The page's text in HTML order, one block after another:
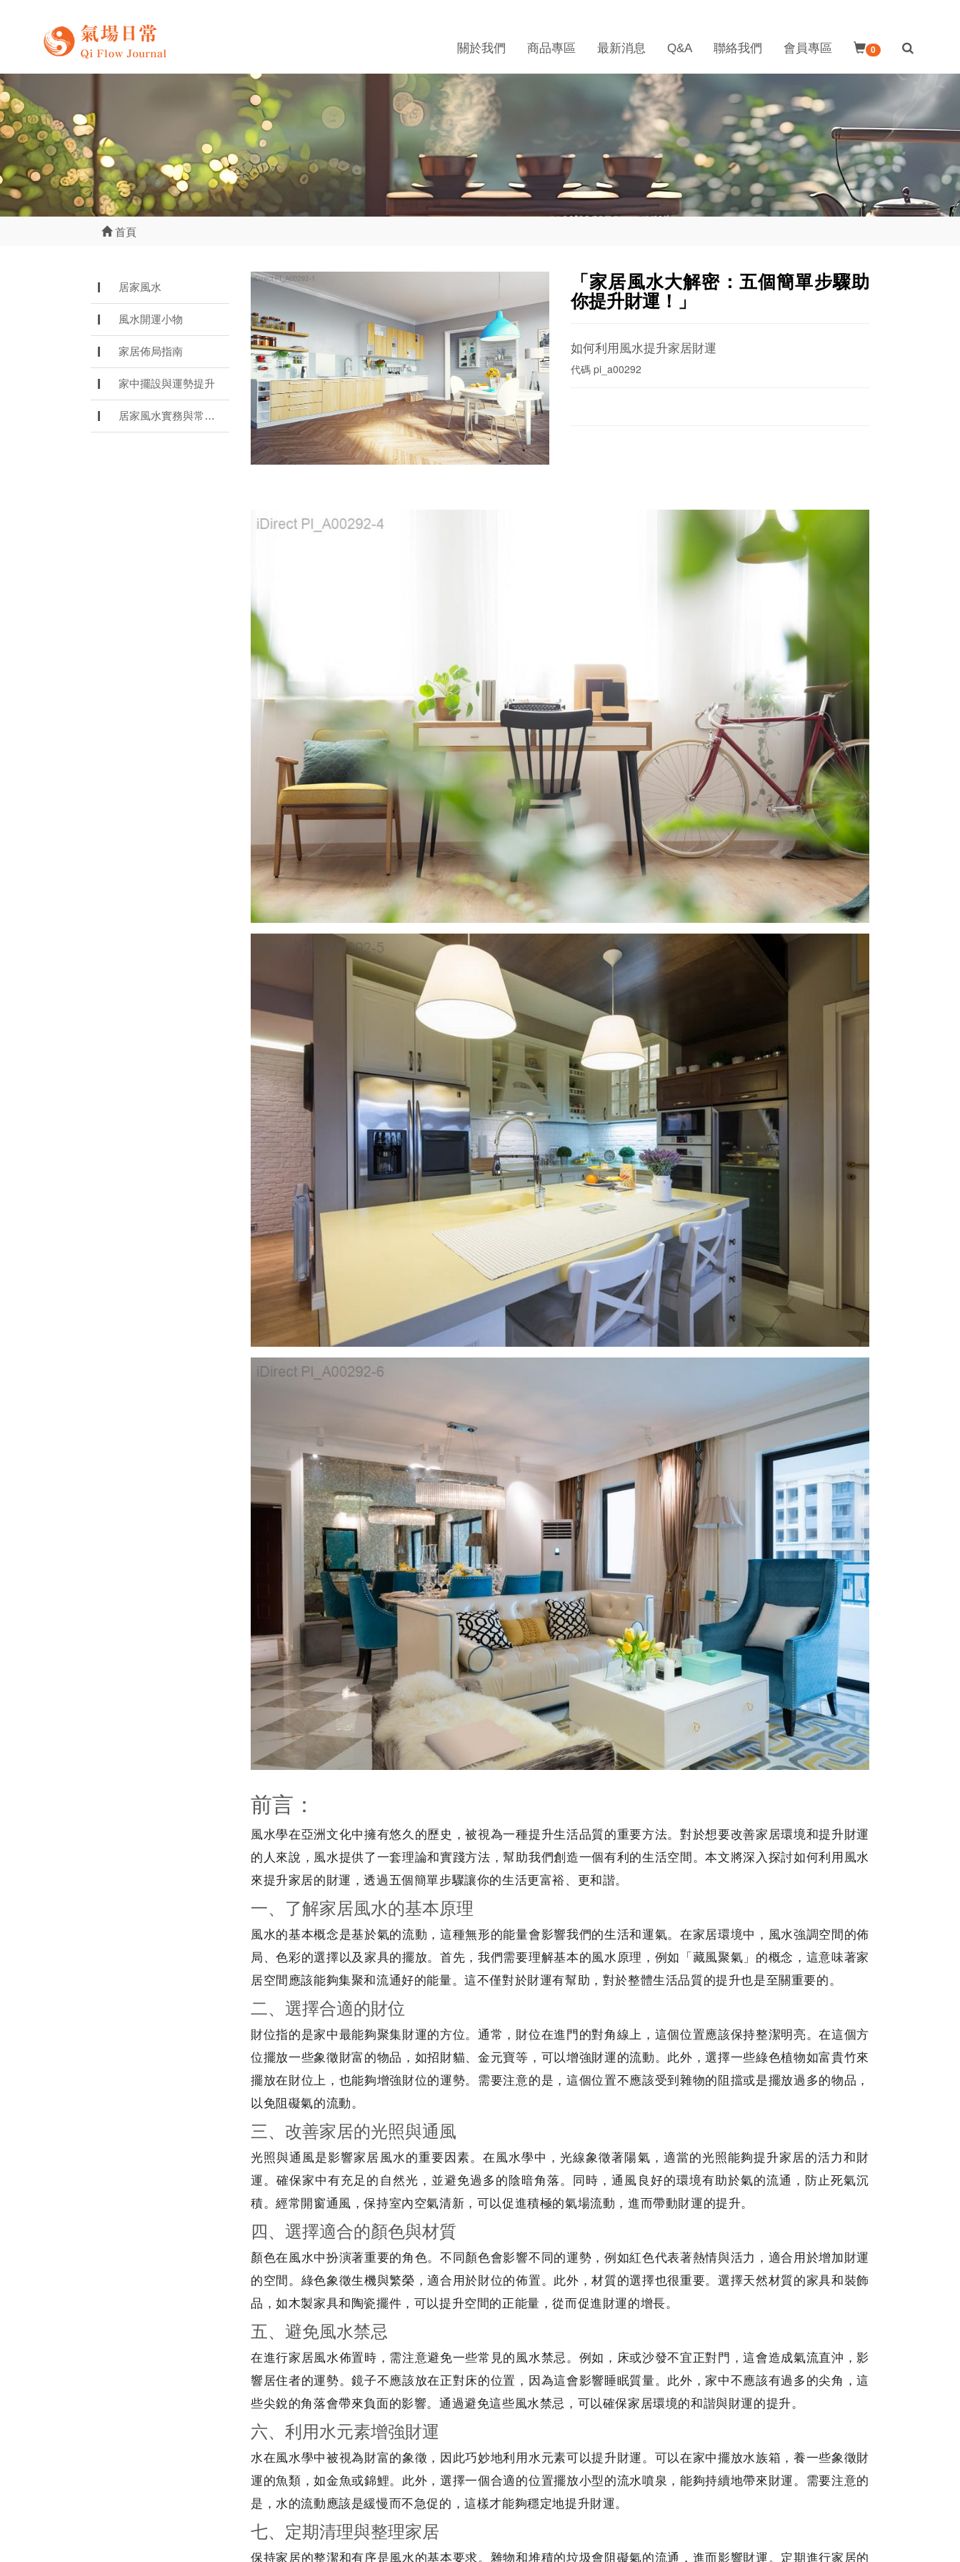
關於我們 商品專區 最新消息 Q&A 聯絡我們 會員專區 0
首頁
居家風水
風水開運小物
家居佈局指南
家中擺設與運勢提升
居家風水實務與常見誤解
「家居風水大解密：五個簡單步驟助
你提升財運！」
如何利用風水提升家居財運
代碼 pi_a00292
前言：
風水學在亞洲文化中擁有悠久的歷史，被視為一種提升生活品質的重要方法。對於想要改善家居環境和提升財運
的人來說，風水提供了一套理論和實踐方法，幫助我們創造一個有利的生活空間。本文將深入探討如何利用風水
來提升家居的財運，透過五個簡單步驟讓你的生活更富裕、更和諧。
一、了解家居風水的基本原理
風水的基本概念是基於氣的流動，這種無形的能量會影響我們的生活和運氣。在家居環境中，風水強調空間的佈
局、色彩的選擇以及家具的擺放。首先，我們需要理解基本的風水原理，例如「藏風聚氣」的概念，這意味著家
居空間應該能夠集聚和流通好的能量。這不僅對於財運有幫助，對於整體生活品質的提升也是至關重要的。
二、選擇合適的財位
財位指的是家中最能夠聚集財運的方位。通常，財位在進門的對角線上，這個位置應該保持整潔明亮。在這個方
位擺放一些象徵財富的物品，如招財貓、金元寶等，可以增強財運的流動。此外，選擇一些綠色植物如富貴竹來
擺放在財位上，也能夠增強財位的運勢。需要注意的是，這個位置不應該受到雜物的阻擋或是擺放過多的物品，
以免阻礙氣的流動。
三、改善家居的光照與通風
光照與通風是影響家居風水的重要因素。在風水學中，光線象徵著陽氣，適當的光照能夠提升家居的活力和財
運。確保家中有充足的自然光，並避免過多的陰暗角落。同時，通風良好的環境有助於氣的流通，防止死氣沉
積。經常開窗通風，保持室內空氣清新，可以促進積極的氣場流動，進而帶動財運的提升。
四、選擇適合的顏色與材質
顏色在風水中扮演著重要的角色。不同顏色會影響不同的運勢，例如紅色代表著熱情與活力，適合用於增加財運
的空間。綠色象徵生機與繁榮，適合用於財位的佈置。此外，材質的選擇也很重要。選擇天然材質的家具和裝飾
品，如木製家具和陶瓷擺件，可以提升空間的正能量，從而促進財運的增長。
五、避免風水禁忌
在進行家居風水佈置時，需注意避免一些常見的風水禁忌。例如，床或沙發不宜正對門，這會造成氣流直沖，影
響居住者的運勢。鏡子不應該放在正對床的位置，因為這會影響睡眠質量。此外，家中不應該有過多的尖角，這
些尖銳的角落會帶來負面的影響。通過避免這些風水禁忌，可以確保家居環境的和諧與財運的提升。
六、利用水元素增強財運
水在風水學中被視為財富的象徵，因此巧妙地利用水元素可以提升財運。可以在家中擺放水族箱，養一些象徵財
運的魚類，如金魚或錦鯉。此外，選擇一個合適的位置擺放小型的流水噴泉，能夠持續地帶來財運。需要注意的
是，水的流動應該是緩慢而不急促的，這樣才能夠穩定地提升財運。
七、定期清理與整理家居
保持家居的整潔和有序是風水的基本要求。雜物和堆積的垃圾會阻礙氣的流通，進而影響財運。定期進行家居的